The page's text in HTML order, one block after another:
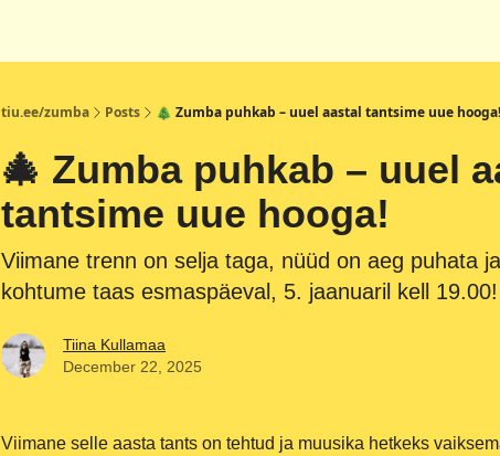
tiu.ee/zumba Posts 🎄 Zumba puhkab – uuel aastal tantsime uue hooga!
🎄 Zumba puhkab – uuel
tantsime uue hooga!
Viimane trenn on selja taga, nüüd on aeg puhata
kohtume taas esmaspäeval, 5. jaanuaril kell 19.00!
Tiina Kullamaa
December 22, 2025
Viimane selle aasta tants on tehtud ja muusika hetkeks